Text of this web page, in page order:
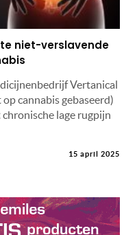
niet-verslavende
Vertanical
cannabis gebaseerd)
lage rugpijn
15 april 2025